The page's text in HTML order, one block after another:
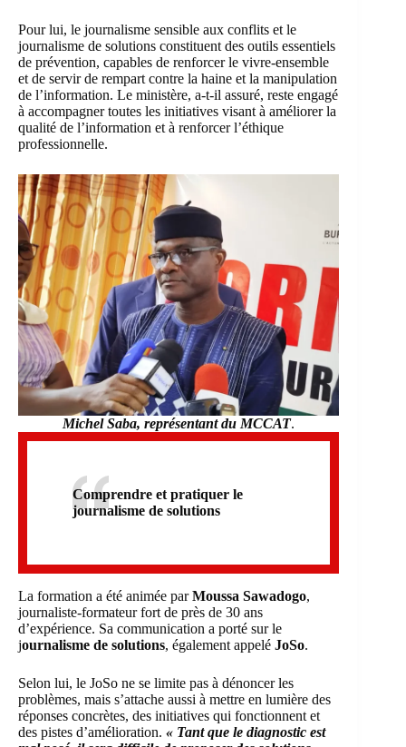
Pour lui, le journalisme sensible aux conflits et le
journalisme de solutions constituent des outils essentiels
de prévention, capables de renforcer le vivre-ensemble
et de servir de rempart contre la haine et la manipulation
de l’information. Le ministère, a-t-il assuré, reste engagé
à accompagner toutes les initiatives visant à améliorer la
qualité de l’information et à renforcer l’éthique
professionnelle.
Michel Saba, représentant du MCCAT.
Comprendre et pratiquer le
journalisme de solutions
La formation a été animée parMoussa Sawadogo,
journaliste-formateur fort de près de 30 ans
d’expérience. Sa communication a porté sur le
journalisme de solutions, également appelé JoSo.
Selon lui, le JoSo ne se limite pas à dénoncer les
problèmes, mais s’attache aussi à mettre en lumière des
réponses concrètes, des initiatives qui fonctionnent et
des pistes d’amélioration. « Tant que le diagnostic est